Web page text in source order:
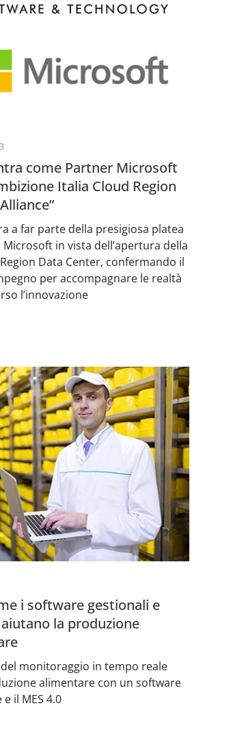
come Partner Microsoft
Italia Cloud Region
a far parte della presigiosa platea
in vista dell’apertura della
Data Center, confermando il
per accompagnare le realtà
l’innovazione
i software gestionali e
aiutano la produzione
monitoraggio in tempo reale
alimentare con un software
il MES 4.0